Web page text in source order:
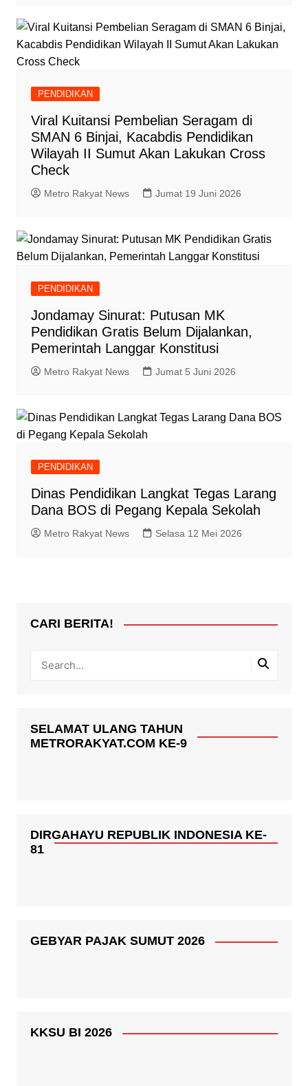
PENDIDIKAN
Viral Kuitansi Pembelian Seragam di
SMAN 6 Binjai, Kacabdis Pendidikan
Wilayah II Sumut Akan Lakukan Cross
Check
Metro Rakyat News Jumat 19 Juni 2026
PENDIDIKAN
Jondamay Sinurat: Putusan MK
Pendidikan Gratis Belum Dijalankan,
Pemerintah Langgar Konstitusi
Metro Rakyat News Jumat 5 Juni 2026
PENDIDIKAN
Dinas Pendidikan Langkat Tegas Larang
Dana BOS di Pegang Kepala Sekolah
Metro Rakyat News Selasa 12 Mei 2026
CARI BERITA!
SELAMAT ULANG TAHUN
METRORAKYAT.COM KE-9
DIRGAHAYU REPUBLIK INDONESIA KE-
81
GEBYAR PAJAK SUMUT 2026
KKSU BI 2026